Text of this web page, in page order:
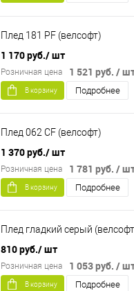
Плед 181 PF (велсофт)
1 170 руб./ шт
1 521 руб. /
Розничная цена
В корзину Подробнее
Плед 062 CF (велсофт)
1 370 руб./ шт
1 781 руб. /
Розничная цена
В корзину Подробнее
Плед гладкий серый
810 руб./ шт
1 053 руб. /
Розничная цена
В корзину Подробнее